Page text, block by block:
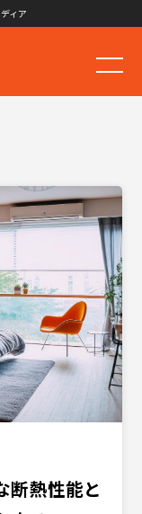
ィア
断熱性能と